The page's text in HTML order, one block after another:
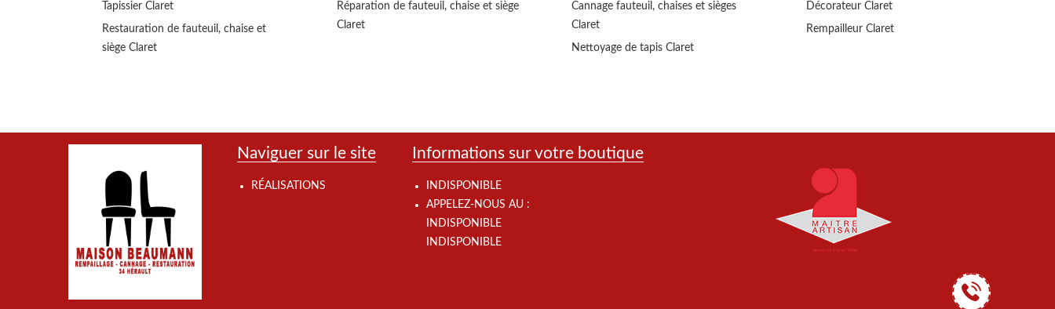
Tapissier Claret
Restauration de fauteuil, chaise et
siège Claret
Réparation de fauteuil, chaise et siège
Claret
Cannage fauteuil, chaises et sièges
Claret
Nettoyage de tapis Claret
Décorateur Claret
Rempailleur Claret
Naviguer sur le site
RÉALISATIONS
Informations sur votre boutique
INDISPONIBLE
APPELEZ-NOUS AU :
INDISPONIBLE
INDISPONIBLE